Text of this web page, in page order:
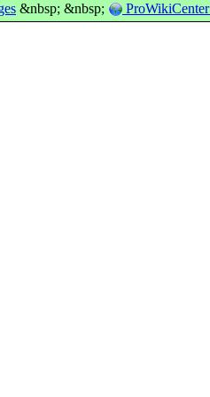
&nbsp; &nbsp;